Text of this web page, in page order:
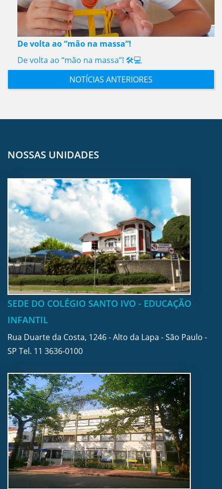
De volta ao “mão na massa”!
De volta ao “mão na massa”! 🛠️💻
NOTÍCIAS ANTERIORES
NOSSAS UNIDADES
SEDE DO COLÉGIO SANTO IVO - EDUCAÇÃO
INFANTIL
Rua Duarte da Costa, 1246 - Alto da Lapa - São Paulo -
SP Tel. 11 3636-0100